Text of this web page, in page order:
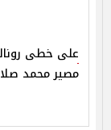
على خطى
مصير محمد